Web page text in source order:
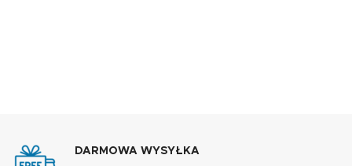
DARMOWA WYSYŁKA